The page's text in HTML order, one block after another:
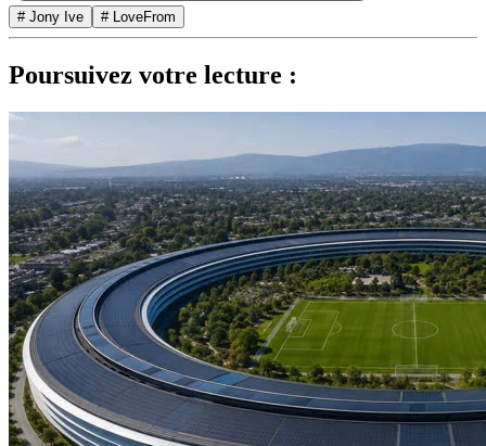
# Jony Ive # LoveFrom
Poursuivez votre lecture :